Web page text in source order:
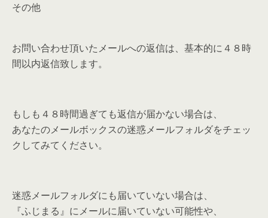
その他
お問い合わせ頂いたメールへの返信は、基本的に４８時
間以内返信致します。
もしも４８時間過ぎても返信が届かない場合は、
あなたのメールボックスの迷惑メールフォルダをチェッ
クしてみてください。
迷惑メールフォルダにも届いていない場合は、
『ふじまる』にメールに届いていない可能性や、